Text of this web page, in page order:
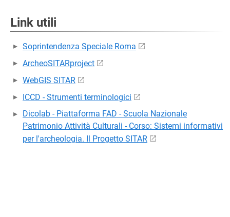
Link utili
Soprintendenza Speciale Roma
ArcheoSITARproject
WebGIS SITAR
ICCD - Strumenti terminologici
Dicolab - Piattaforma FAD - Scuola Nazionale
Patrimonio Attività Culturali - Corso: Sistemi informativi
per l'archeologia. Il Progetto SITAR